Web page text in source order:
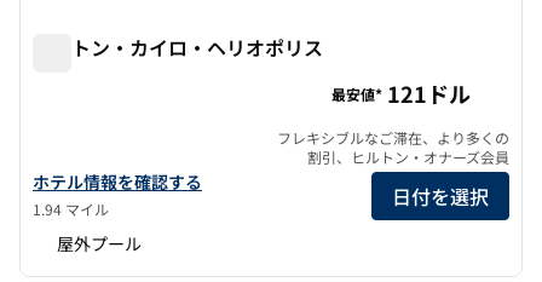
ヒルトン・カイロ・ヘリオポリス
ヒルトン・カイロ・ヘリオポリスの詳細を見る
ホテル情報を確認する
1.94 マイル
最安値* 121ドル
フレキシブルなご滞在、より多くの
割引、ヒルトン・オナーズ会員
日付を選択
屋外プール
1/11